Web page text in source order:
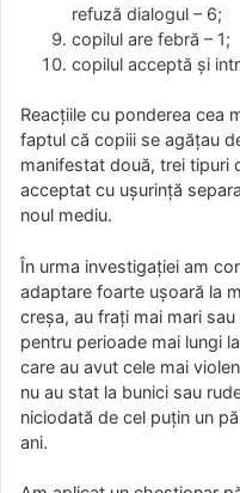
refuză dialogul – 6;
copilul are febră – 1;
copilul acceptă și
Reacțiile cu ponderea cea
faptul că copiii se agățau
manifestat două, trei tipuri
acceptat cu ușurință
noul mediu.
În urma investigației am
adaptare foarte ușoară la
creșa, au frați mai mari
pentru perioade mai lungi
care au avut cele mai
nu au stat la bunici sau
niciodată de cel puțin un
ani.